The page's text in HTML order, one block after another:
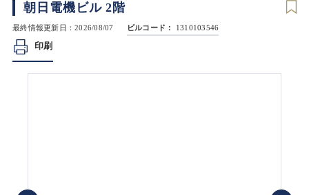
朝日電機ビル 2階
最終情報更新日：2026/08/07 ビルコード： 1310103546
印刷